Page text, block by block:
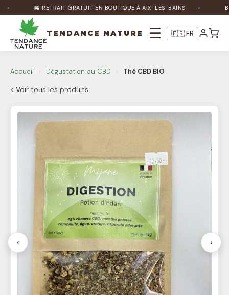
🏪 RETRAIT GRATUIT EN BOUTIQUE À AIX-LES-BAINS
TENDANCE NATURE ☰ 🇫🇷 FR
Accueil › Dégustation au CBD › Thé CBD BIO
< Voir tous les produits
‹ ›
Nature Bot
Bonjour ! Je suis Nature Bot 🌿 Comment
puis-je vous aider ?